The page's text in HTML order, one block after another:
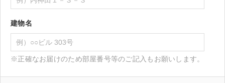
建物名
※正確なお届けのため部屋番号等のご記入もお願いします。